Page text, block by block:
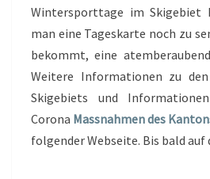
Wintersporttage im Skigebiet
man eine Tageskarte noch zu
bekommt, eine
Weitere Informationen zu
Skigebiets und
Corona Massnahmen des
folgender Webseite. Bis bald auf